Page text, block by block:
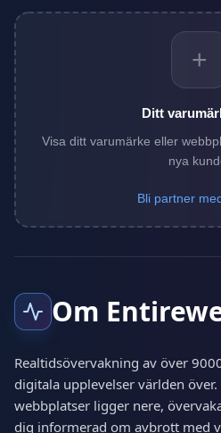
+
Ditt
Visa ditt varumärke eller
nya
Bli partner
Om
Realtidsövervakning av över
digitala upplevelser världen
webbplatser ligger nere,
dig informerad om avbrott med